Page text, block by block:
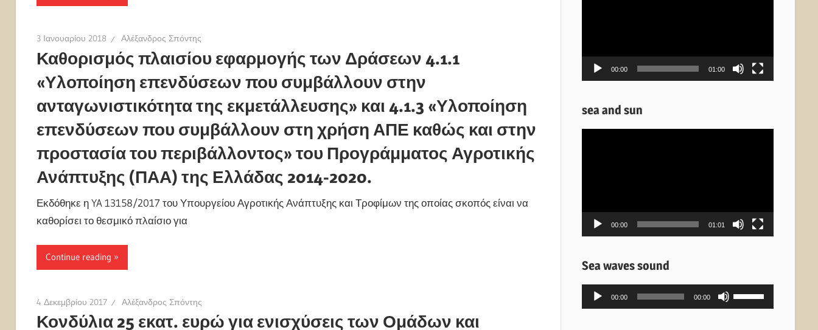
3 Ιανουαρίου 2018 Αλέξανδρος Σπόντης
Καθορισμός πλαισίου εφαρμογής των Δράσεων 4.1.1
«Υλοποίηση επενδύσεων που συμβάλλουν στην
ανταγωνιστικότητα της εκμετάλλευσης» και 4.1.3 «Υλοποίηση
επενδύσεων που συμβάλλουν στη χρήση ΑΠΕ καθώς και στην
προστασία του περιβάλλοντος» του Προγράμματος Αγροτικής
Ανάπτυξης (ΠΑΑ) της Ελλάδας 2014-2020.
Εκδόθηκε η YA 13158/2017 του Υπουργείου Αγροτικής Ανάπτυξης και Τροφίμων της οποίας σκοπός είναι να
καθορίσει το θεσμικό πλαίσιο για
Continue reading
4 Δεκεμβρίου 2017 Αλέξανδρος Σπόντης
Κονδύλια 25 εκατ. ευρώ για ενισχύσεις των Ομάδων και
00:00 01:00
sea and sun
00:00 01:01
Sea waves sound
Πρόγραμμα
Αναπαραγωγής
00:00 00:00
Χρησιμοποιείστε
τα